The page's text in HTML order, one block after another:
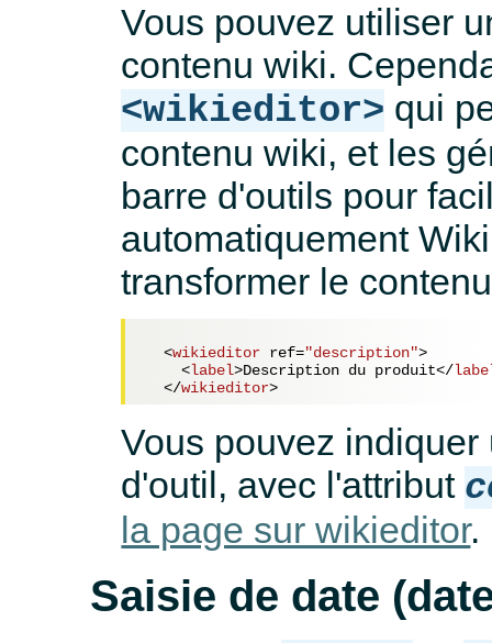
Vous pouvez utiliser
contenu wiki.
<wikieditor> qui
contenu wiki, et les
barre d'outils pour
automatiquement
transformer le
<wikieditor ref="description">
<label>Description du produit</
</wikieditor>
Vous pouvez
d'outil, avec l'attribut
la page sur wikieditor.
Saisie de date